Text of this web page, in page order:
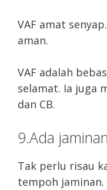
VAF amat
aman.
VAF adalah
selamat. Ia juga
dan CB.
9.Ada
Tak perlu risau
tempoh